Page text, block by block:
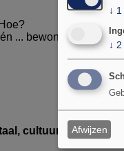
... bewonder met ons
cultuur en
↓ 1
↓ 2
Afwijzen